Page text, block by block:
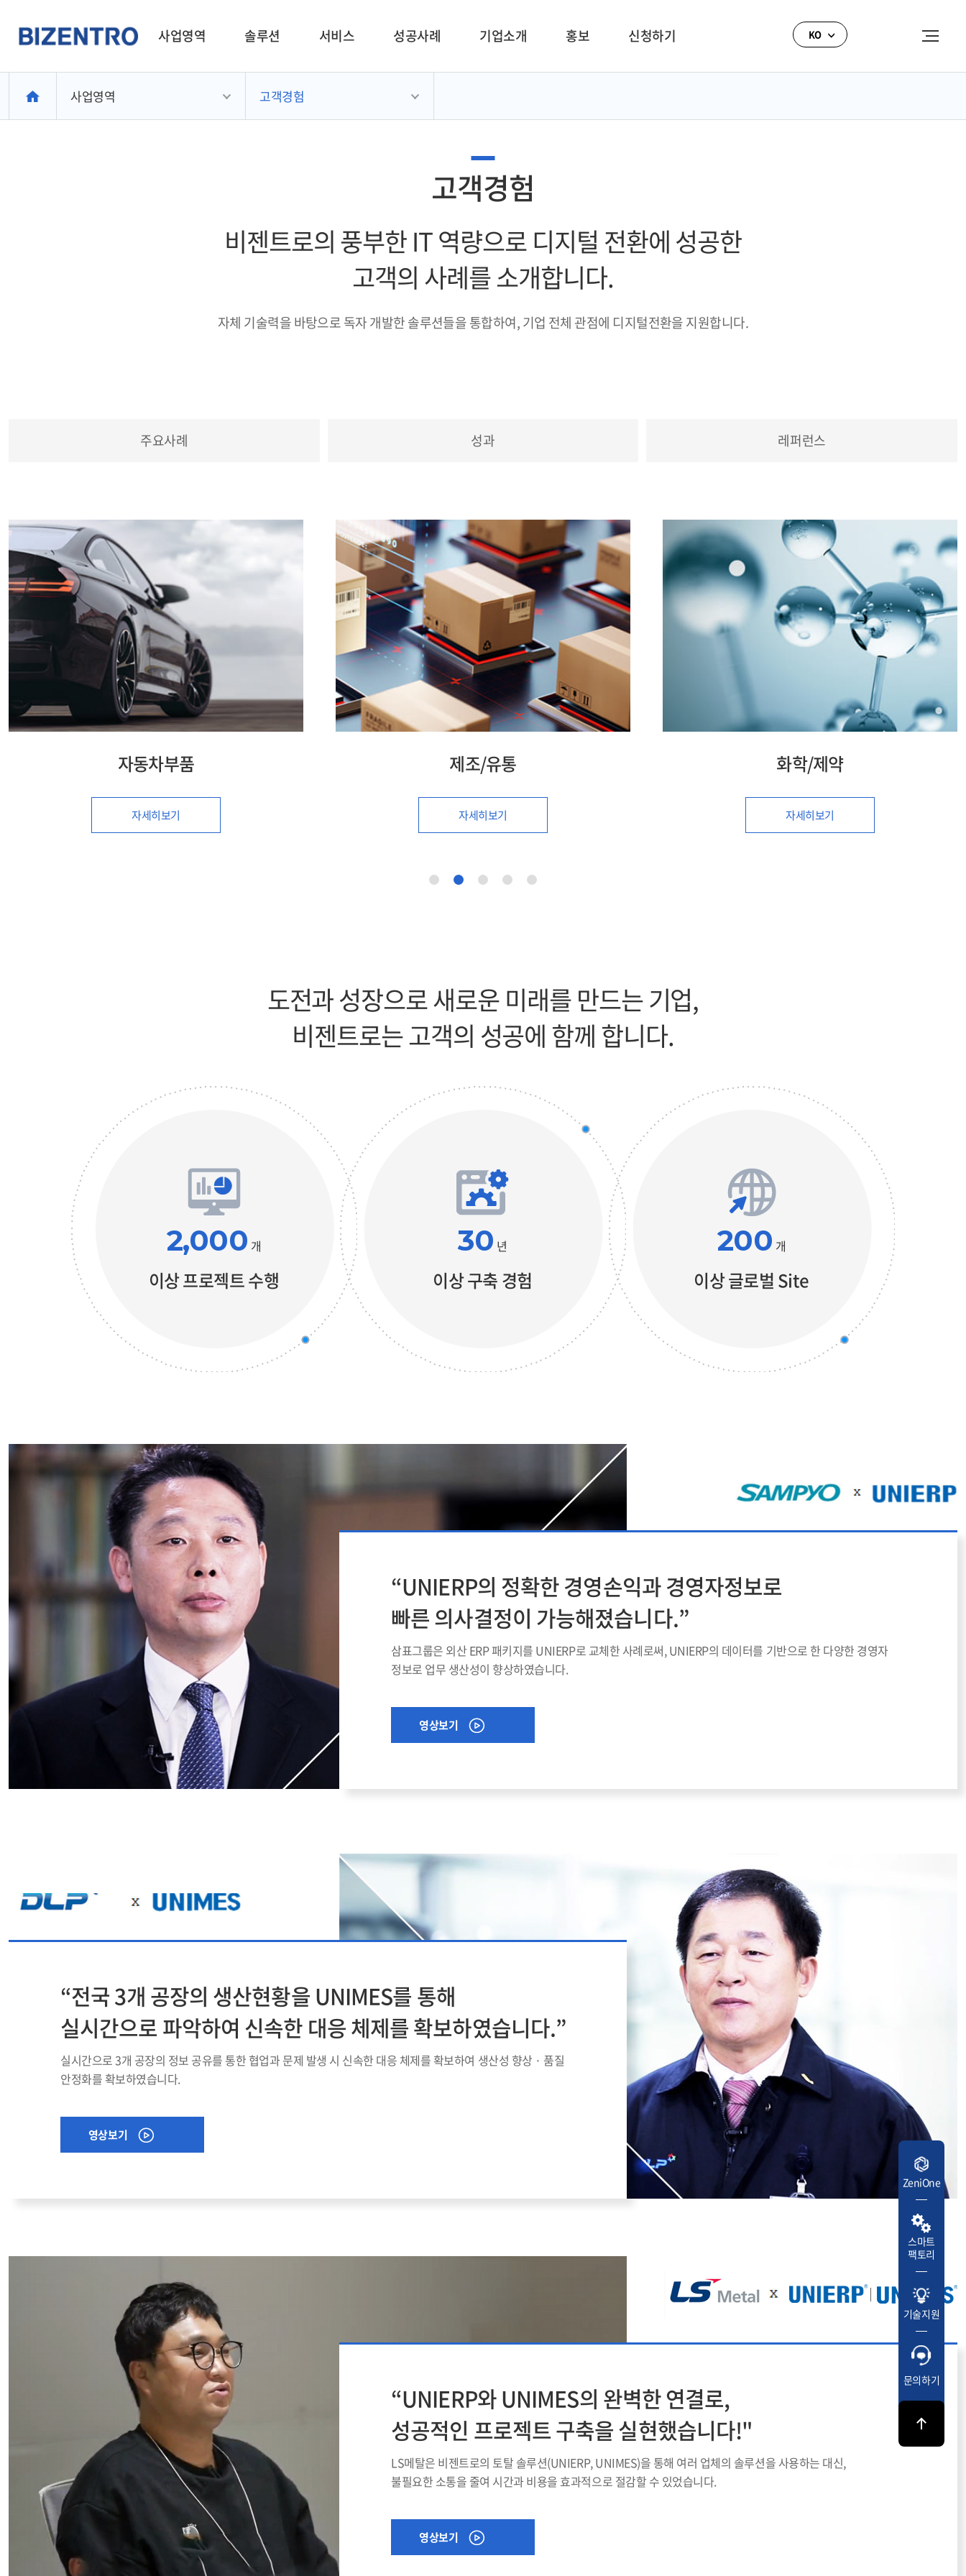
사업영역 솔루션 서비스 성공사례 기업소개 홍보 신청하기 KO
ZeniOne
스마트
팩토리
기술지원
문의하기
사업영역 고객경험
고객경험
비젠트로의 풍부한 IT 역량으로 디지털 전환에 성공한
고객의 사례를 소개합니다.
자체 기술력을 바탕으로 독자 개발한 솔루션들을 통합하여, 기업 전체 관점에 디지털전환을 지원합니다.
주요사례 성과 레퍼런스
금속/철강
자세히보기
엔지니어링/시공
자세히보기
식품/유통
자세히보기
도전과 성장으로 새로운 미래를 만드는 기업,
비젠트로는 고객의 성공에 함께 합니다.
2,000 개
이상 프로젝트 수행
30 년
이상 구축 경험
200 개
이상 글로벌 Site
“UNIERP의 정확한 경영손익과 경영자정보로
빠른 의사결정이 가능해졌습니다.”
삼표그룹은 외산 ERP 패키지를 UNIERP로 교체한 사례로써, UNIERP의 데이터를 기반으로 한 다양한 경영자
정보로 업무 생산성이 향상하였습니다.
영상보기
“전국 3개 공장의 생산현황을 UNIMES를 통해
실시간으로 파악하여 신속한 대응 체제를 확보하였습니다.”
실시간으로 3개 공장의 정보 공유를 통한 협업과 문제 발생 시 신속한 대응 체제를 확보하여 생산성 향상 · 품질
안정화를 확보하였습니다.
영상보기
“UNIERP와 UNIMES의 완벽한 연결로,
성공적인 프로젝트 구축을 실현했습니다!"
LS메탈은 비젠트로의 토탈 솔루션(UNIERP, UNIMES)을 통해 여러 업체의 솔루션을 사용하는 대신,
불필요한 소통을 줄여 시간과 비용을 효과적으로 절감할 수 있었습니다.
영상보기